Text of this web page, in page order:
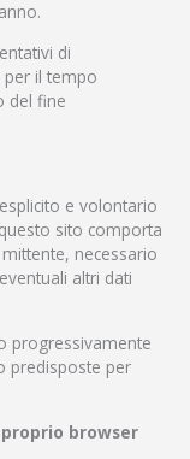
di
il tempo
del fine
e volontario
sito comporta
necessario
altri dati
progressivamente
predisposte per
browser